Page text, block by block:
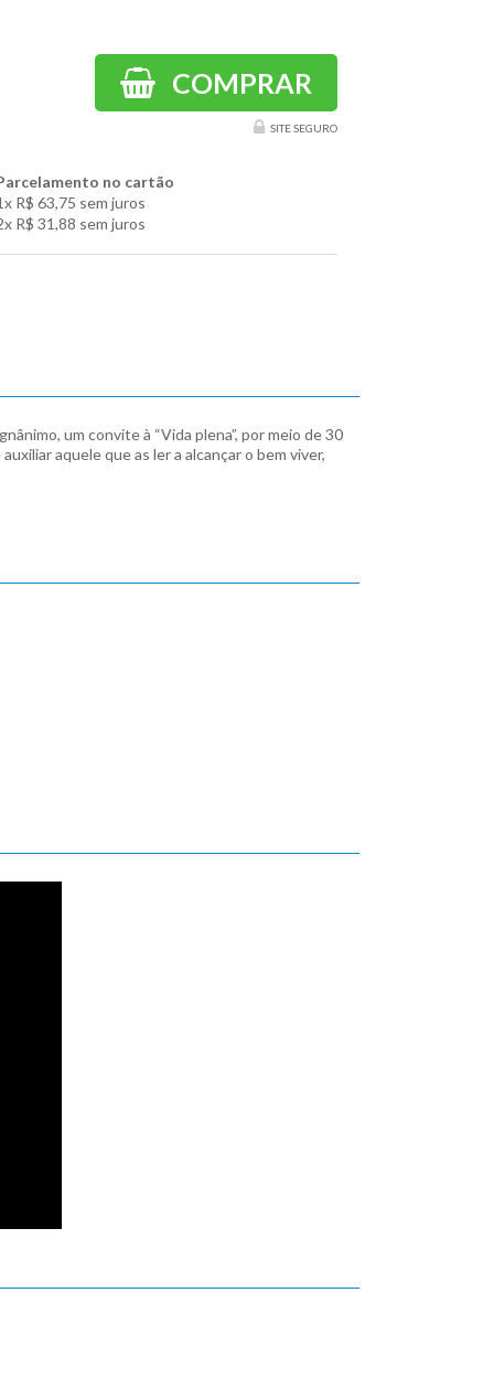
COMPRAR
SITE SEGURO
no cartão
R$ 63,75 sem juros
R$ 31,88 sem juros
um convite à “Vida plena”, por meio de 30
aquele que as ler a alcançar o bem viver,